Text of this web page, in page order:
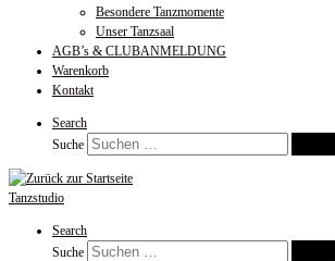
Besondere Tanzmomente
Unser Tanzsaal
AGB’s & CLUBANMELDUNG
Warenkorb
Kontakt
Search
Suche
Tanzstudio
Search
Suche